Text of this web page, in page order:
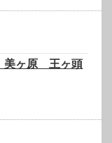
美ヶ原 王ヶ頭